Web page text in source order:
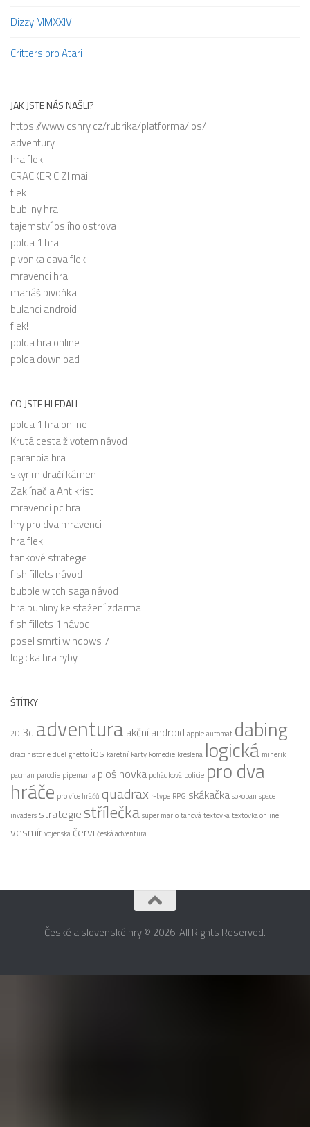
Dizzy MMXXIV
Critters pro Atari
JAK JSTE NÁS NAŠLI?
https://www cshry cz/rubrika/platforma/ios/
adventury
hra flek
CRACKER CIZI mail
flek
bubliny hra
tajemství oslího ostrova
polda 1 hra
pivonka dava flek
mravenci hra
mariáš pivoňka
bulanci android
flek!
polda hra online
polda download
CO JSTE HLEDALI
polda 1 hra online
Krutá cesta životem návod
paranoia hra
skyrim dračí kámen
Zaklínač a Antikrist
mravenci pc hra
hry pro dva mravenci
hra flek
tankové strategie
fish fillets návod
bubble witch saga návod
hra bubliny ke stažení zdarma
fish fillets 1 návod
posel smrti windows 7
logicka hra ryby
ŠTÍTKY
2D 3d adventura akčníandroid appleautomat dabing
draci historieduel ghetto ios karetní karty komedie kreslená logická minerik
pacman parodie pipemania plošinovka pohádková policie pro dva
hráče pro více hráčů quadrax r-type RPG skákačkasokoban space
invaders strategiestřílečkasuper mariotahovátextovkatextovka online
vesmírvojenská červi česká adventura
České a slovenské hry © 2026. All Rights Reserved.